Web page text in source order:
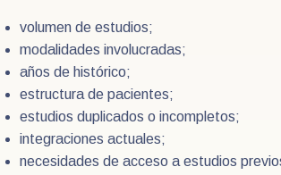
volumen de estudios;
modalidades involucradas;
años de histórico;
estructura de pacientes;
estudios duplicados o incompletos;
integraciones actuales;
necesidades de acceso a estudios